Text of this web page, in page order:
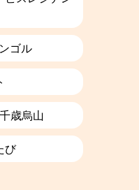
ゴル
歳烏山
び